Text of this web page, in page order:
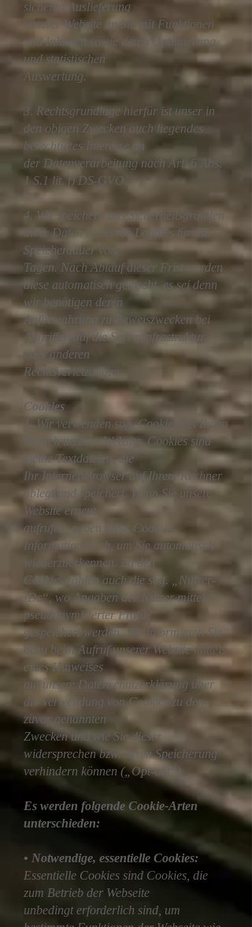
sicheren Auslieferung
unserer Website an Sie mit Funktionen
und Inhalten sowie deren Optimierung
und statistischen
Auswertung.
3. Rechtsgrundlage hierfür ist unser in
den obigen Zwecken auch liegendes
berechtigtes Interesse an
der Datenverarbeitung nach Art. 6 Abs.
1 S.1 lit. f) DS-GVO.
4. Wir speichern aus Sicherheitsgründen
diese Daten in Server-Logfiles für die
Speicherdauer von
Tagen. Nach Ablauf dieser Frist werden
diese automatisch gelöscht, es sei denn
wir benötigen deren
Aufbewahrung zu Beweiszwecken bei
Angriffen auf die Serverinfrastruktur
oder anderen
Rechtsverletzungen.
Cookies
1. Wir verwenden sog. Cookies bei Ihrem
Besuch unserer Website. Cookies sind
kleine Textdateien, die
Ihr Internet-Browser auf Ihrem Rechner
ablegt und speichert. Wenn Sie unsere
Website erneut
aufrufen, geben diese Cookies
Informationen ab, um Sie automatisch
wiederzuerkennen. Zu den
Cookies zählen auch die sog. „Nutzer-
IDs“, wo Angaben der Nutzer mittels
pseudonymisierter Profile
gespeichert werden. Wir informieren Sie
dazu beim Aufruf unserer Website mittels
eines Hinweises
auf unsere Datenschutzerklärung über
die Verwendung von Cookies zu den
zuvor genannten
Zwecken und wie Sie dieser
widersprechen bzw. deren Speicherung
verhindern können („Opt-out“).
Es werden folgende Cookie-Arten
unterschieden:
• Notwendige, essentielle Cookies:
Essentielle Cookies sind Cookies, die
zum Betrieb der Webseite
unbedingt erforderlich sind, um